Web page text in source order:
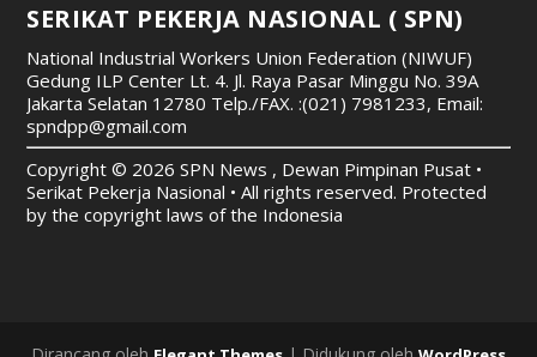
SERIKAT PEKERJA NASIONAL ( SPN)
National Industrial Workers Union Federation (NIWUF)
Gedung ILP Center Lt. 4. Jl. Raya Pasar Minggu No. 39A
Jakarta Selatan 12780 Telp./FAX. :(021) 7981233, Email:
spndpp@gmail.com
Copyright © 2026 SPN News , Dewan Pimpinan Pusat •
Serikat Pekerja Nasional • All rights reserved. Protected
by the copyright laws of the Indonesia